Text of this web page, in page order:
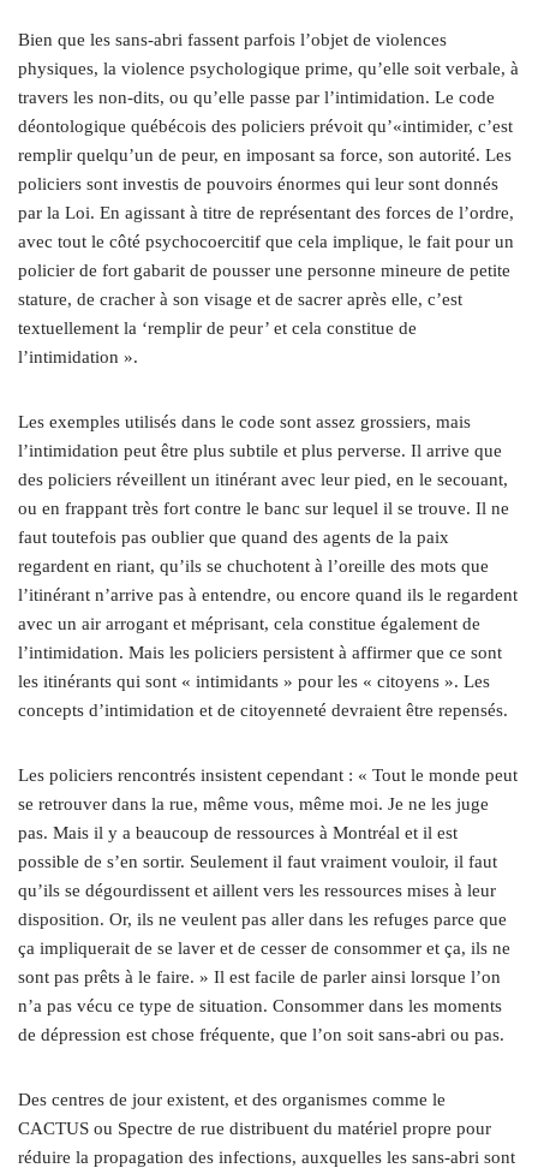
Bien que les sans-abri fassent parfois l’objet de violences
physiques, la violence psychologique prime, qu’elle soit verbale, à
travers les non-dits, ou qu’elle passe par l’intimidation. Le code
déontologique québécois des policiers prévoit qu’«intimider, c’est
remplir quelqu’un de peur, en imposant sa force, son autorité. Les
policiers sont investis de pouvoirs énormes qui leur sont donnés
par la Loi. En agissant à titre de représentant des forces de l’ordre,
avec tout le côté psychocoercitif que cela implique, le fait pour un
policier de fort gabarit de pousser une personne mineure de petite
stature, de cracher à son visage et de sacrer après elle, c’est
textuellement la ‘remplir de peur’ et cela constitue de
l’intimidation ».
Les exemples utilisés dans le code sont assez grossiers, mais
l’intimidation peut être plus subtile et plus perverse. Il arrive que
des policiers réveillent un itinérant avec leur pied, en le secouant,
ou en frappant très fort contre le banc sur lequel il se trouve. Il ne
faut toutefois pas oublier que quand des agents de la paix
regardent en riant, qu’ils se chuchotent à l’oreille des mots que
l’itinérant n’arrive pas à entendre, ou encore quand ils le regardent
avec un air arrogant et méprisant, cela constitue également de
l’intimidation. Mais les policiers persistent à affirmer que ce sont
les itinérants qui sont « intimidants » pour les « citoyens ». Les
concepts d’intimidation et de citoyenneté devraient être repensés.
Les policiers rencontrés insistent cependant : « Tout le monde peut
se retrouver dans la rue, même vous, même moi. Je ne les juge
pas. Mais il y a beaucoup de ressources à Montréal et il est
possible de s’en sortir. Seulement il faut vraiment vouloir, il faut
qu’ils se dégourdissent et aillent vers les ressources mises à leur
disposition. Or, ils ne veulent pas aller dans les refuges parce que
ça impliquerait de se laver et de cesser de consommer et ça, ils ne
sont pas prêts à le faire. » Il est facile de parler ainsi lorsque l’on
n’a pas vécu ce type de situation. Consommer dans les moments
de dépression est chose fréquente, que l’on soit sans-abri ou pas.
Des centres de jour existent, et des organismes comme le
CACTUS ou Spectre de rue distribuent du matériel propre pour
réduire la propagation des infections, auxquelles les sans-abri sont